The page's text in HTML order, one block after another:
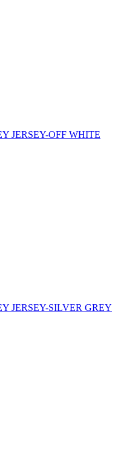
JERSEY-OFF WHITE
JERSEY-SILVER GREY